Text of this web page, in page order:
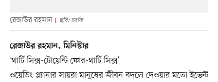
রেজাউর রহমান ছবি: চরকি
রেজাউর রহমান, মিনিস্টার
‘থার্টি সিক্স-টোয়েন্টি ফোর-থার্টি সিক্স’
ওয়েডিং প্ল্যানার সায়রা মানুষের জীবন বদলে দেওয়ার মতো ইভেন্ট